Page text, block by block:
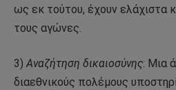
ως εκ τούτου, έχουν ελάχιστα
τους αγώνες.
3)Αναζήτηση δικαιοσύνης: Μια
διαεθνικούς πολέμους